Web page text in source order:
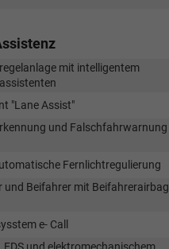
mit intelligentem
"Lane Assist"
und Falschfahrwarnung
Fernlichtregulierung
und Beifahrer mit Beifahrerairbag
e- Call
EDS und elektromechanischem